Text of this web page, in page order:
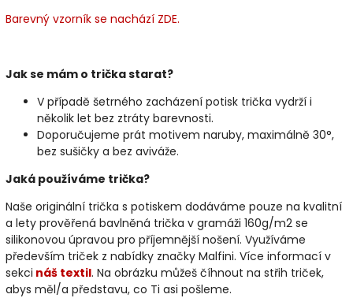
Barevný vzorník se nachází ZDE.
Jak se mám o trička starat?
V případě šetrného zacházení potisk trička vydrží i
několik let bez ztráty barevnosti.
Doporučujeme prát motivem naruby, maximálně 30°,
bez sušičky a bez aviváže.
Jaká používáme trička?
Naše originální trička s potiskem dodáváme pouze na kvalitní
a lety prověřená bavlněná trička v gramáži 160g/m2 se
silikonovou úpravou pro příjemnější nošení. Využíváme
především triček z nabídky značky Malfini. Více informací v
sekci náš textil. Na obrázku můžeš číhnout na střih triček,
abys měl/a představu, co Ti asi pošleme.